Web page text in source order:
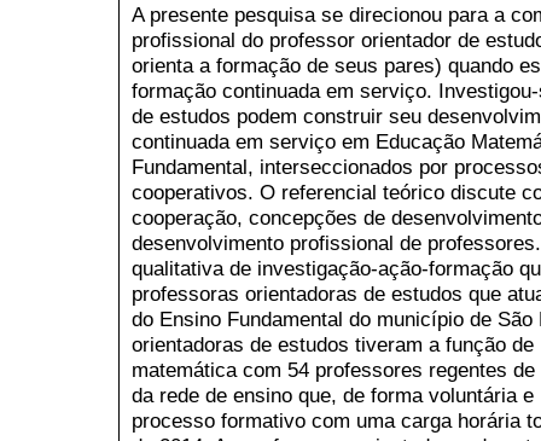
A presente pesquisa se direcionou para a
profissional do professor orientador de
orienta a formação de seus pares) quando
formação continuada em serviço.
de estudos podem construir seu
continuada em serviço em Educação
Fundamental, interseccionados por
cooperativos. O referencial teórico discute
cooperação, concepções de
desenvolvimento profissional de
qualitativa de investigação-ação-formação
professoras orientadoras de estudos que
do Ensino Fundamental do município de
orientadoras de estudos tiveram a função
matemática com 54 professores regentes
da rede de ensino que, de forma voluntária
processo formativo com uma carga horária